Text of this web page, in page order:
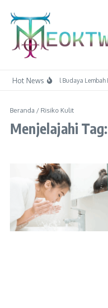
Hot NewsFestival Budaya
Beranda / Risiko Kulit
Menjelajahi